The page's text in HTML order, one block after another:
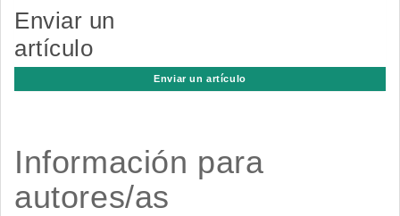
Enviar un
artículo
Enviar un artículo
Información para
autores/as